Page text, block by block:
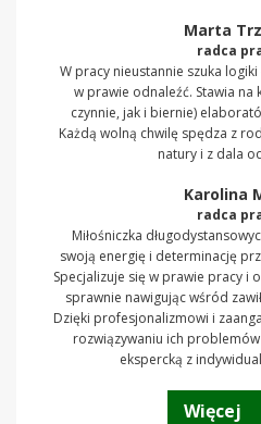
Marta
radca
W pracy nieustannie szuka
w prawie odnaleźć. Stawia na
czynnie, jak i biernie)
Każdą wolną chwilę spędza z
natury i z dala
Karolina
radca
Miłośniczka
swoją energię i determinację
Specjalizuje się w prawie pracy i
sprawnie nawigując wśród
Dzięki profesjonalizmowi i
rozwiązywaniu ich problemów
ekspercką z
Więcej